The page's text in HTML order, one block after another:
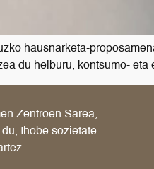
hausnarketa-
du helburu, kontsumo-
Zentroen Sarea,
Ihobe sozietate